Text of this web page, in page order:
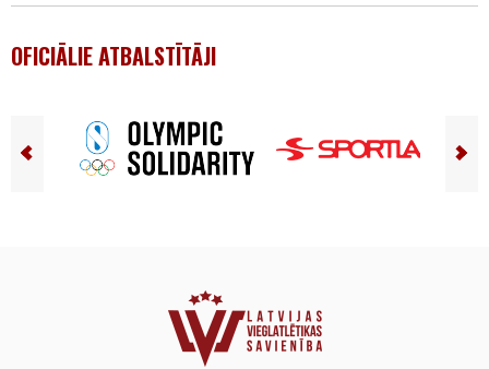
OFICIĀLIE ATBALSTĪTĀJI